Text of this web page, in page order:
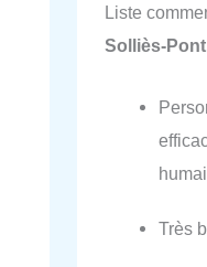
Liste
Solliès-Pont
Très